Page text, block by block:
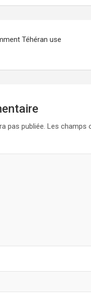
Téhéran use
pas publiée. Les champs